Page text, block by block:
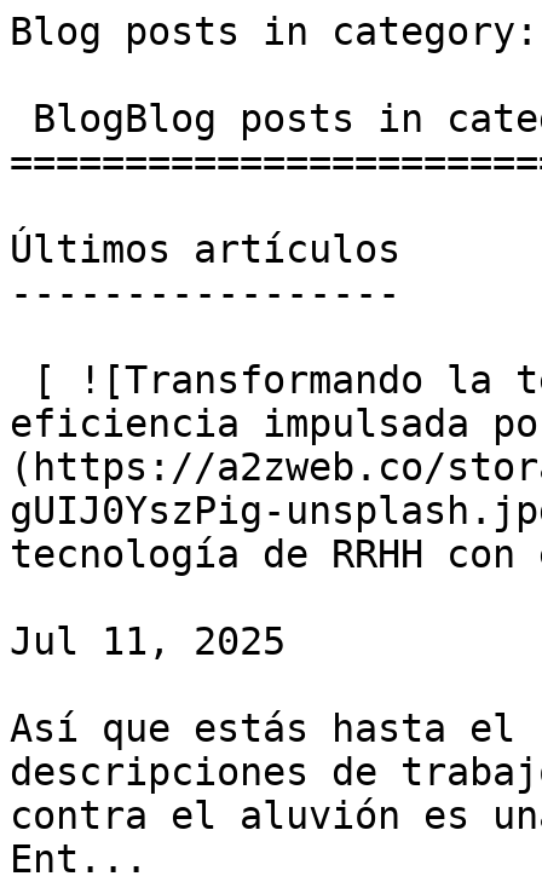
Blog posts in
Últimos artículos
-----------------
eficiencia impulsada
(https://a2zweb.co/
gUIJ0YszPig-
tecnología de RRHH
Jul 11, 2025
Así que estás hasta el
descripciones de
contra el aluvión es
Ent...